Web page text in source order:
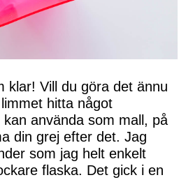
klar! Vill du göra det ännu
hitta något
använda som mall, på
din grej efter det. Jag
som jag helt enkelt
flaska. Det gick i en